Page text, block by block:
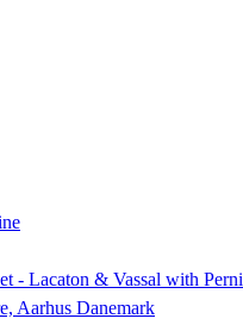
- Lacaton & Vassal with
Aarhus Danemark